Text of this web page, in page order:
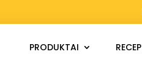
PRODUKTAI